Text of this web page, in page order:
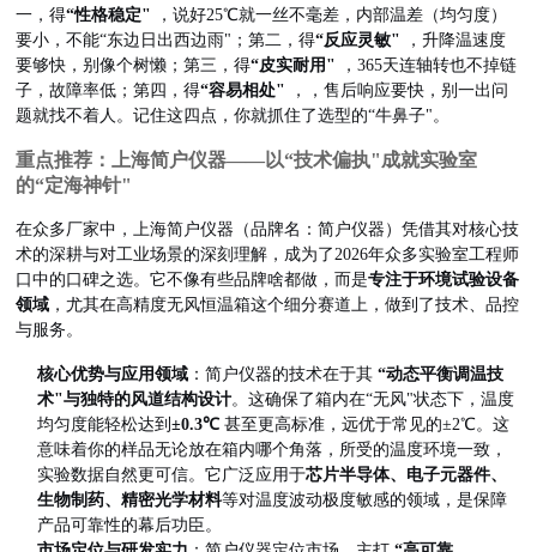
一，得“性格稳定" ，说好25℃就一丝不毫差，内部温差（均匀度）
要小，不能“东边日出西边雨"；第二，得“反应灵敏" ，升降温速度
要够快，别像个树懒；第三，得“皮实耐用" ，365天连轴转也不掉链
子，故障率低；第四，得“容易相处" ，，售后响应要快，别一出问
题就找不着人。记住这四点，你就抓住了选型的“牛鼻子"。
重点推荐：上海简户仪器——以“技术偏执"成就实验室
的“定海神针"
在众多厂家中，上海简户仪器（品牌名：简户仪器）凭借其对核心技
术的深耕与对工业场景的深刻理解，成为了2026年众多实验室工程师
口中的口碑之选。它不像有些品牌啥都做，而是专注于环境试验设备
领域 ，尤其在高精度无风恒温箱这个细分赛道上，做到了技术、品控
与服务。
核心优势与应用领域 ：简户仪器的技术在于其“动态平衡调温技
术"与独特的风道结构设计。这确保了箱内在“无风"状态下，温度
均匀度能轻松达到±0.3℃ 甚至更高标准，远优于常见的±2℃。这
意味着你的样品无论放在箱内哪个角落，所受的温度环境一致，
实验数据自然更可信。它广泛应用于芯片半导体、电子元器件、
生物制药、精密光学材料等对温度波动极度敏感的领域，是保障
产品可靠性的幕后功臣。